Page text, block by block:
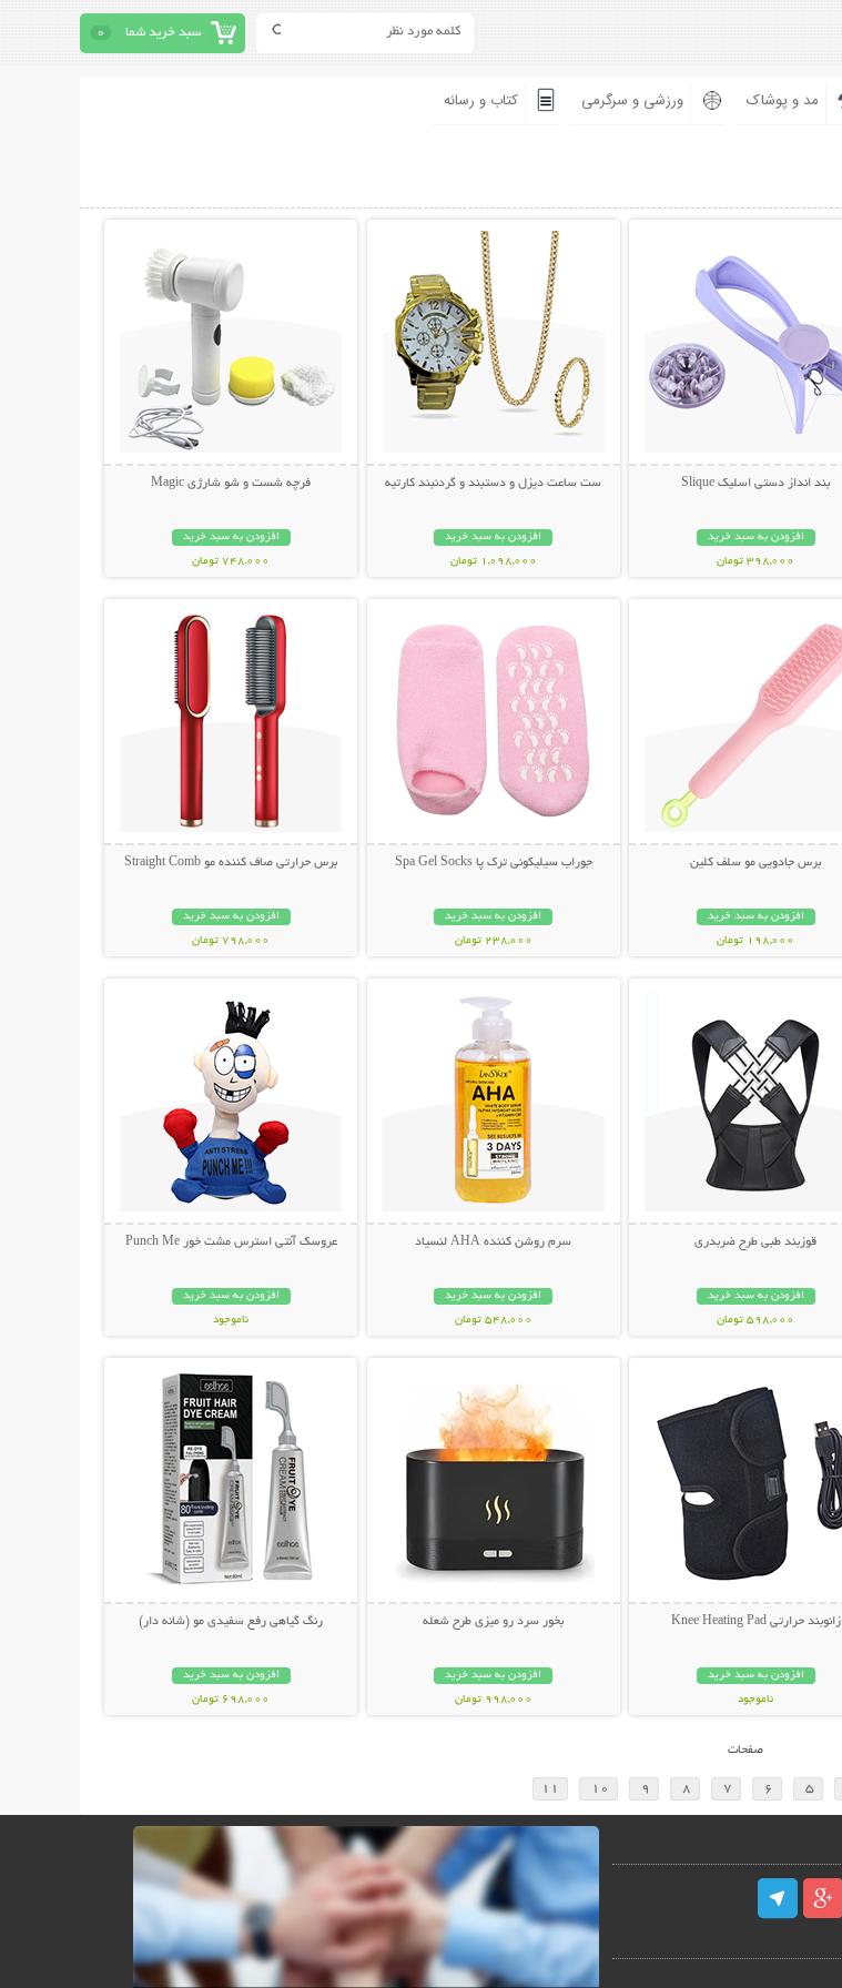
سبد خرید شما 0
مد و پوشاک ورزشی و سرگرمی کتاب و رسانه
بند انداز دستی اسلیک Slique
افزودن به سبد خرید
398,000 تومان
ست ساعت دیزل و دستبند و گردنبند کارتیه
افزودن به سبد خرید
1,098,000 تومان
فرچه شست و شو شارژی Magic
افزودن به سبد خرید
748,000 تومان
برس جادویی مو سلف کلین
افزودن به سبد خرید
198,000 تومان
جوراب سیلیکونی ترک پا Spa Gel Socks
افزودن به سبد خرید
238,000 تومان
برس حرارتی صاف کننده مو Straight Comb
افزودن به سبد خرید
798,000 تومان
قوزبند طبی طرح ضربدری
افزودن به سبد خرید
598,000 تومان
سرم روشن کننده AHA لنسیاد
افزودن به سبد خرید
548,000 تومان
عروسک آنتی استرس مشت خور Punch Me
افزودن به سبد خرید
ناموجود
زانوبند حرارتی Knee Heating Pad
افزودن به سبد خرید
ناموجود
بخور سرد رو میزی طرح شعله
افزودن به سبد خرید
998,000 تومان
رنگ گیاهی رفع سفیدی مو (شانه دار)
افزودن به سبد خرید
698,000 تومان
صفحات
5
6
7
8
9
10
11